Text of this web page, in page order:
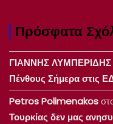
Πρόσφατα
ΓΙΑΝΝΗΣ ΛΥΜΠΕΡΙΔΗΣ
Πένθους Σήμερα στις
Petros Polimenakos
Τουρκίας δεν μας